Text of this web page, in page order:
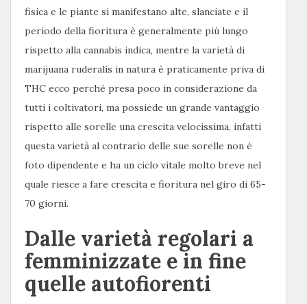
fisica e le piante si manifestano alte, slanciate e il
periodo della fioritura è generalmente più lungo
rispetto alla cannabis indica, mentre la varietà di
marijuana ruderalis in natura è praticamente priva di
THC ecco perché presa poco in considerazione da
tutti i coltivatori, ma possiede un grande vantaggio
rispetto alle sorelle una crescita velocissima, infatti
questa varietà al contrario delle sue sorelle non è
foto dipendente e ha un ciclo vitale molto breve nel
quale riesce a fare crescita e fioritura nel giro di 65-
70 giorni.
Dalle varietà regolari a
femminizzate e in fine
quelle autofiorenti